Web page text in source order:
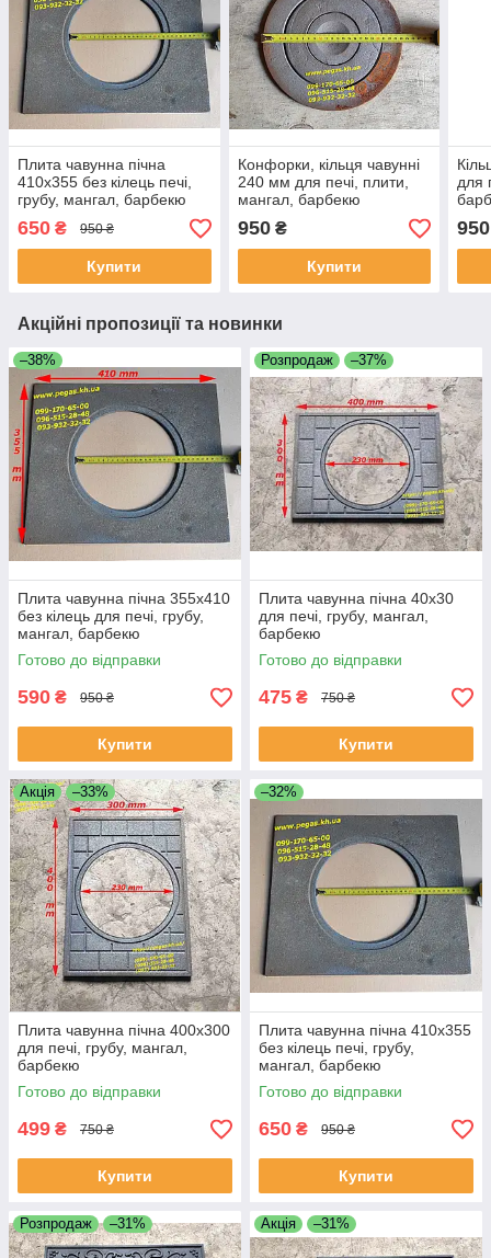
Плита чавунна пічна
410х355 без кілець печі,
грубу, мангал, барбекю
650 ₴ 950 ₴
Купити
Конфорки, кільця чавунні
240 мм для печі, плити,
мангал, барбекю
950₴
Купити
для
950
Акційні пропозиції та новинки
–38%
Плита чавунна пічна 355х410
без кілець для печі, грубу,
мангал, барбекю
Готово до відправки
590 ₴ 950 ₴
Купити
Розпродаж –37%
Плита чавунна пічна 40х30
для печі, грубу, мангал,
барбекю
Готово до відправки
475 ₴ 750 ₴
Купити
Акція –33%
Плита чавунна пічна 400х300
для печі, грубу, мангал,
барбекю
Готово до відправки
499 ₴ 750 ₴
Купити
–32%
Плита чавунна пічна 410х355
без кілець печі, грубу,
мангал, барбекю
Готово до відправки
650 ₴ 950 ₴
Купити
Розпродаж –31% Акція –31%